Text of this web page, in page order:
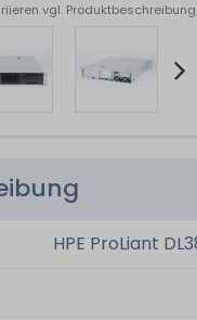
vgl. Produktbeschreibung
HPE ProLiant